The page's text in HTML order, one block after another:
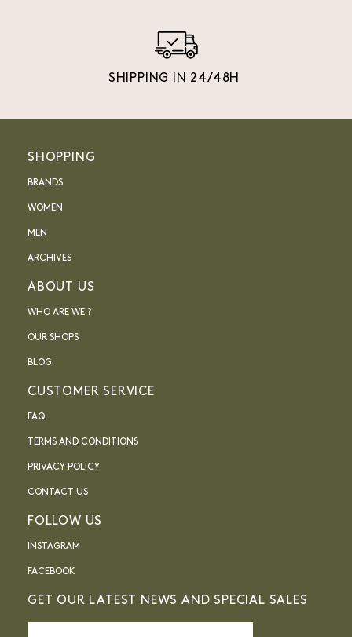
SHIPPING IN 24/48H
SHOPPING
BRANDS
WOMEN
MEN
ARCHIVES
ABOUT US
WHO ARE WE ?
OUR SHOPS
BLOG
CUSTOMER SERVICE
FAQ
TERMS AND CONDITIONS
PRIVACY POLICY
CONTACT US
FOLLOW US
INSTAGRAM
FACEBOOK
GET OUR LATEST NEWS AND SPECIAL SALES